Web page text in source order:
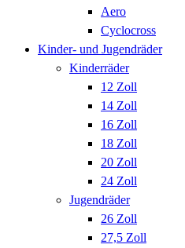
Aero
Cyclocross
Kinder- und Jugendräder
Kinderräder
12 Zoll
14 Zoll
16 Zoll
18 Zoll
20 Zoll
24 Zoll
Jugendräder
26 Zoll
27,5 Zoll